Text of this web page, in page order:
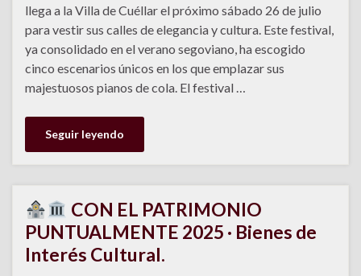
llega a la Villa de Cuéllar el próximo sábado 26 de julio
para vestir sus calles de elegancia y cultura. Este festival,
ya consolidado en el verano segoviano, ha escogido
cinco escenarios únicos en los que emplazar sus
majestuosos pianos de cola. El festival …
Seguir leyendo
CON EL PATRIMONIO
PUNTUALMENTE 2025 · Bienes de
Interés Cultural.